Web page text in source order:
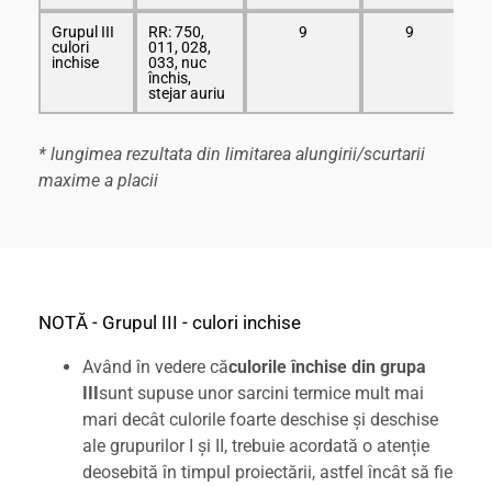
Grupul III
culori
inchise
RR: 750,
011, 028,
033, nuc
închis,
stejar auriu
9 9
* lungimea rezultata din limitarea alungirii/scurtarii
maxime a placii
NOTĂ - Grupul III - culori inchise
Având în vedere căculorile închise din grupa
sunt supuse unor sarcini termice mult mai
mari decât culorile foarte deschise și deschise
ale grupurilor I și II, trebuie acordată o atenție
deosebită în timpul proiectării, astfel încât să fie